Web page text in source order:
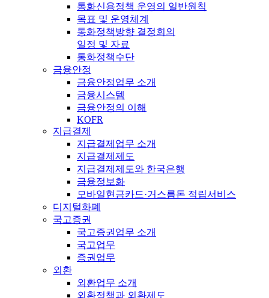
통화신용정책 운영의 일반원칙
목표 및 운영체계
통화정책방향 결정회의
일정 및 자료
통화정책수단
금융안정
금융안정업무 소개
금융시스템
금융안정의 이해
KOFR
지급결제
지급결제업무 소개
지급결제제도
지급결제제도와 한국은행
금융정보화
모바일현금카드·거스름돈 적립서비스
디지털화폐
국고증권
국고증권업무 소개
국고업무
증권업무
외환
외환업무 소개
외환정책과 외환제도